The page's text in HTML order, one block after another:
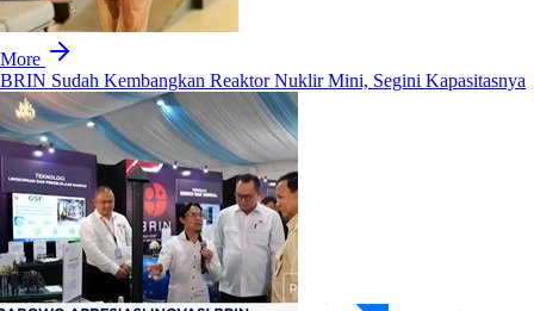
More
BRIN Sudah Kembangkan Reaktor Nuklir Mini, Segini Kapasitasnya